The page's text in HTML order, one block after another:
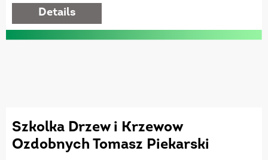
details
Szkolka Drzew i Krzewow
Ozdobnych Tomasz Piekarski